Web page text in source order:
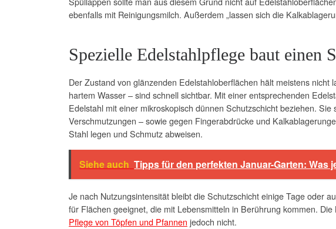
ebenfalls mit Reinigungsmilch. Außerdem „lassen sich die
Spezielle Edelstahlpflege baut einen
Der Zustand von glänzenden Edelstahloberflächen hält meistens
hartem Wasser – sind schnell sichtbar. Mit einer entsprechenden
Edelstahl mit einer mikroskopisch dünnen Schutzschicht beziehen.
Verschmutzungen – sowie gegen Fingerabdrücke und
Stahl legen und Schmutz abweisen.
Siehe auch Tipps für den perfekten Januar-Garten: Was
Je nach Nutzungsintensität bleibt die Schutzschicht einige Tage oder
für Flächen geeignet, die mit Lebensmitteln in Berührung kommen.
Pflege von Töpfen und Pfannen jedoch nicht.